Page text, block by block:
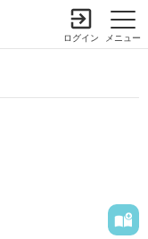
メニュー
ログイン